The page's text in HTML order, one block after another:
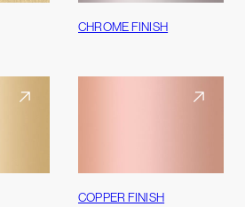
CHROME FINISH
COPPER FINISH